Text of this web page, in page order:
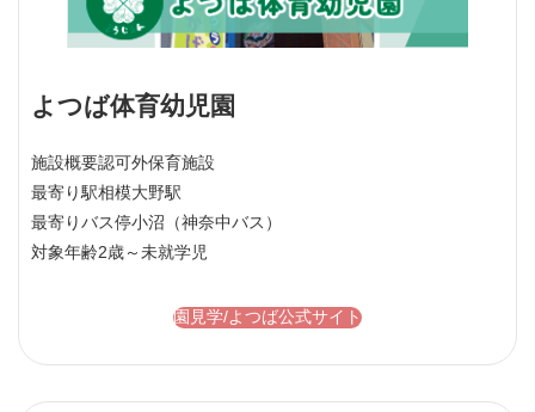
よつば体育幼児園
施設概要認可外保育施設
最寄り駅相模大野駅
最寄りバス停小沼（神奈中バス）
対象年齢2歳～未就学児
園見学/よつば公式サイト